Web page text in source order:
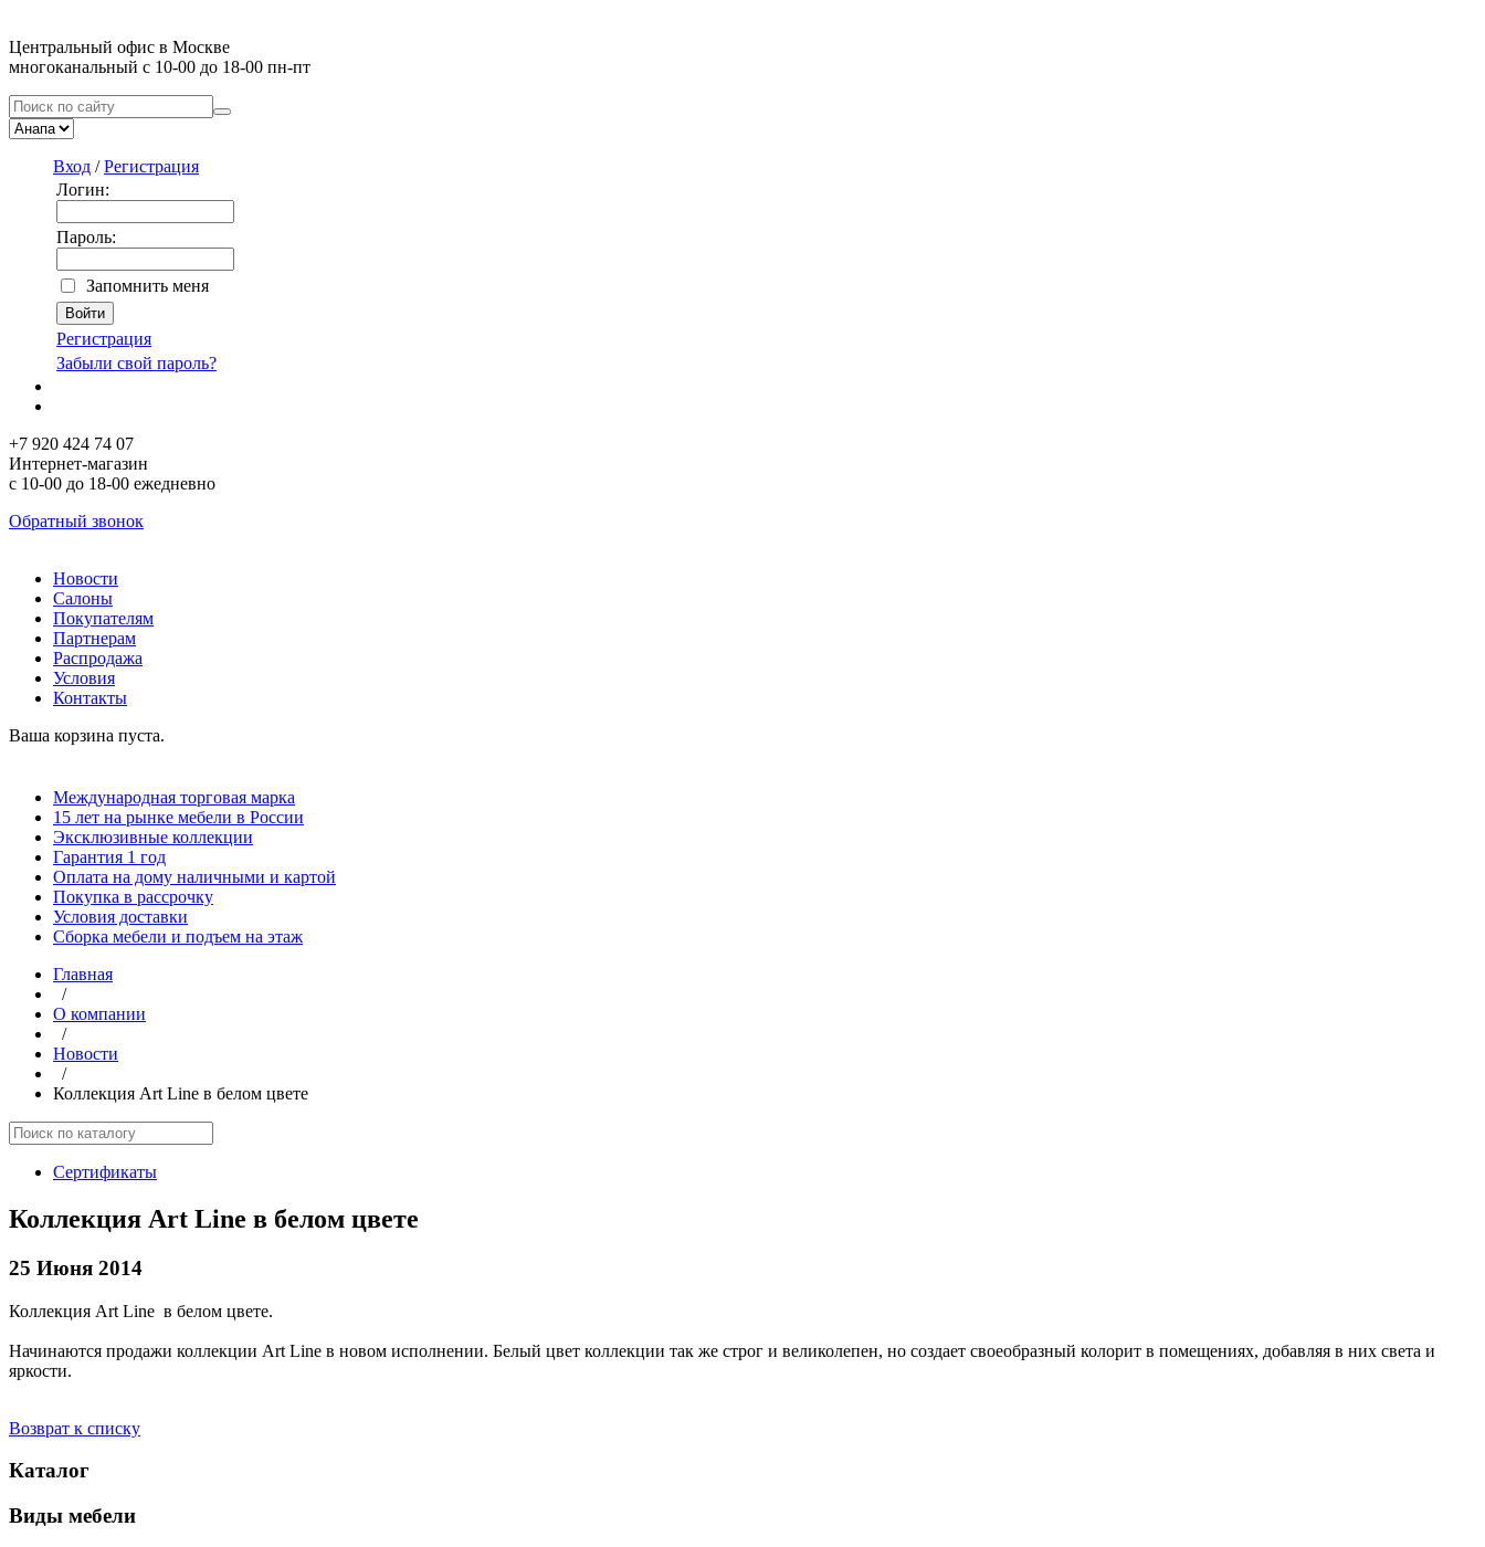
Центральный офис в Москве
многоканальный с 10-00 до 18-00 пн-пт
Вход /Регистрация
Логин:
Пароль:
Запомнить меня
Регистрация
Забыли свой пароль?
+7 920 424 74 07
Интернет-магазин
с 10-00 до 18-00 ежедневно
Обратный звонок
Новости
Салоны
Покупателям
Партнерам
Распродажа
Условия
Контакты
Ваша корзина пуста.
Международная торговая марка
15 лет на рынке мебели в России
Эксклюзивные коллекции
Гарантия 1 год
Оплата на дому наличными и картой
Покупка в рассрочку
Условия доставки
Сборка мебели и подъем на этаж
Главная
/
О компании
/
Новости
/
Коллекция Art Line в белом цвете
Сертификаты
Коллекция Art Line в белом цвете
25 Июня 2014
Коллекция Art Line в белом цвете.
Начинаются продажи коллекции Art Line в новом исполнении. Белый цвет коллекции так же строг и великолепен, но создает своеобразный колорит в помещениях, добавляя в них света и
яркости.
Возврат к списку
Каталог
Виды мебели